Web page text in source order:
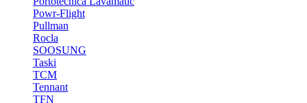
Powr-Flight
Pullman
Rocla
SOOSUNG
Taski
TCM
Tennant
TFN